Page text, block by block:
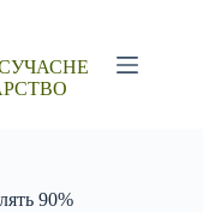
90%